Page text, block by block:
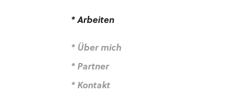
* Arbeiten
* Über mich
* Partner
* Kontakt